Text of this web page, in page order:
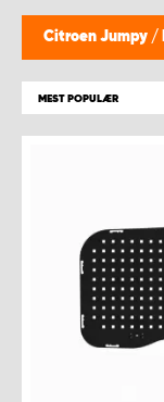
Citroen Jumpy /
MEST POPULÆR
WORK SYSTEM NORWAY
WORK SYSTEM OSLO